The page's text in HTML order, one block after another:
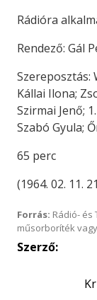
Rádióra
Rendező: Gál
Kállai Ilona;
Szirmai Jenő;
Szabó Gyula;
65 perc
(1964. 02. 11.
Forrás: Rádió- és
műsorboríték
Szerző: